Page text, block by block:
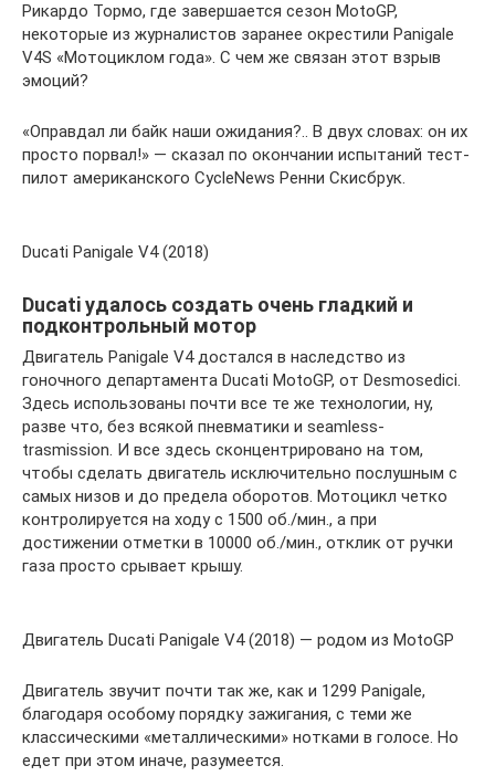
Рикардо Тормо, где завершается сезон MotoGP,
некоторые из журналистов заранее окрестили Panigale
V4S «Мотоциклом года». С чем же связан этот взрыв
эмоций?
«Оправдал ли байк наши ожидания?.. В двух словах: он их
просто порвал!» — сказал по окончании испытаний тест-
пилот американского CycleNews Ренни Скисбрук.
Ducati Panigale V4 (2018)
Ducati удалось создать очень гладкий и
подконтрольный мотор
Двигатель Panigale V4 достался в наследство из
гоночного департамента Ducati MotoGP, от Desmosedici.
Здесь использованы почти все те же технологии, ну,
разве что, без всякой пневматики и seamless-
trasmission. И все здесь сконцентрировано на том,
чтобы сделать двигатель исключительно послушным с
самых низов и до предела оборотов. Мотоцикл четко
контролируется на ходу с 1500 об./мин., а при
достижении отметки в 10000 об./мин., отклик от ручки
газа просто срывает крышу.
Двигатель Ducati Panigale V4 (2018) — родом из MotoGP
Двигатель звучит почти так же, как и 1299 Panigale,
благодаря особому порядку зажигания, с теми же
классическими «металлическими» нотками в голосе. Но
едет при этом иначе, разумеется.